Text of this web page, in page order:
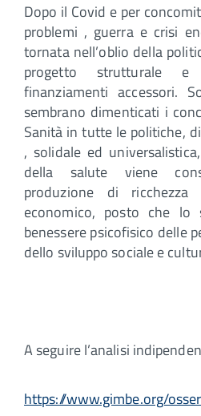
Dopo il Covid e per
problemi , guerra e crisi
tornata nell’oblio della
progetto strutturale e
finanziamenti accessori.
sembrano dimenticati i
Sanità in tutte le politiche,
, solidale ed
della salute viene
produzione di
economico, posto che
benessere psicofisico delle
dello sviluppo sociale e
A seguire l’analisi
https://www.gimbe.org/